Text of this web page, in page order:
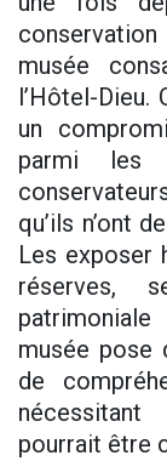
musée
l’Hôtel-
un
parmi les
qu’ils n’ont
Les exposer
réserves,
musée pose
de
pourrait être